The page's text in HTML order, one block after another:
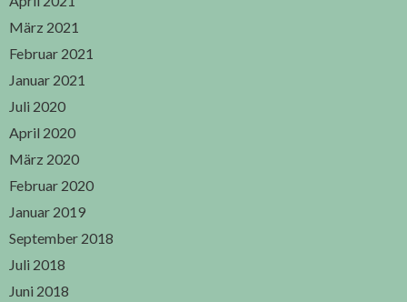
März 2021
Februar 2021
Januar 2021
Juli 2020
April 2020
März 2020
Februar 2020
Januar 2019
September 2018
Juli 2018
Juni 2018